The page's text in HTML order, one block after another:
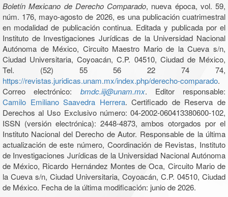
Boletín Mexicano de Derecho Comparado, nueva época, vol. 59,
núm. 176, mayo-agosto de 2026, es una publicación cuatrimestral
en modalidad de publicación continua. Editada y publicada por el
Instituto de Investigaciones Jurídicas de la Universidad Nacional
Autónoma de México, Circuito Maestro Mario de la Cueva s/n,
Ciudad Universitaria, Coyoacán, C.P. 04510, Ciudad de México,
Tel. (52) 55 56 22 74 74,
https://revistas.juridicas.unam.mx/index.php/derecho-comparado.
Correo electrónico: bmdc.iij@unam.mx. Editor responsable:
Camilo Emiliano Saavedra Herrera. Certificado de Reserva de
Derechos al Uso Exclusivo número: 04-2002-060413380600-102,
ISSN (versión electrónica): 2448-4873, ambos otorgados por el
Instituto Nacional del Derecho de Autor. Responsable de la última
actualización de este número, Coordinación de Revistas, Instituto
de Investigaciones Jurídicas de la Universidad Nacional Autónoma
de México, Ricardo Hernández Montes de Oca, Circuito Mario de
la Cueva s/n, Ciudad Universitaria, Coyoacán, C.P. 04510, Ciudad
de México. Fecha de la última modificación: junio de 2026.